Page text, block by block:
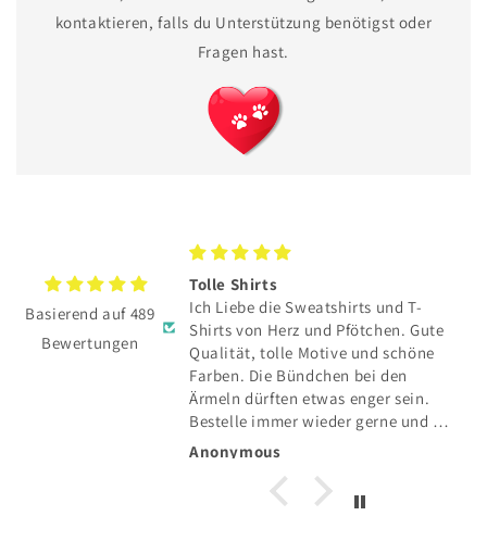
kontaktieren, falls du Unterstützung benötigst oder
Fragen hast.
Basierend auf 489
Bewertungen
hat sich total
Tolle Shirts
Ich Liebe die Sweatshirts und T-
Shirts von Herz und Pfötchen. Gute
Qualität, tolle Motive und schöne
Farben. Die Bündchen bei den
Ärmeln dürften etwas enger sein.
Bestelle immer wieder gerne und die
Lieferung in die Schweiz klappt auch
Anonymous